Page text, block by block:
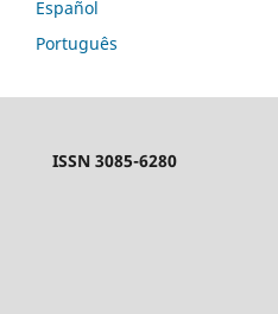
Español
Português
ISSN 3085-6280